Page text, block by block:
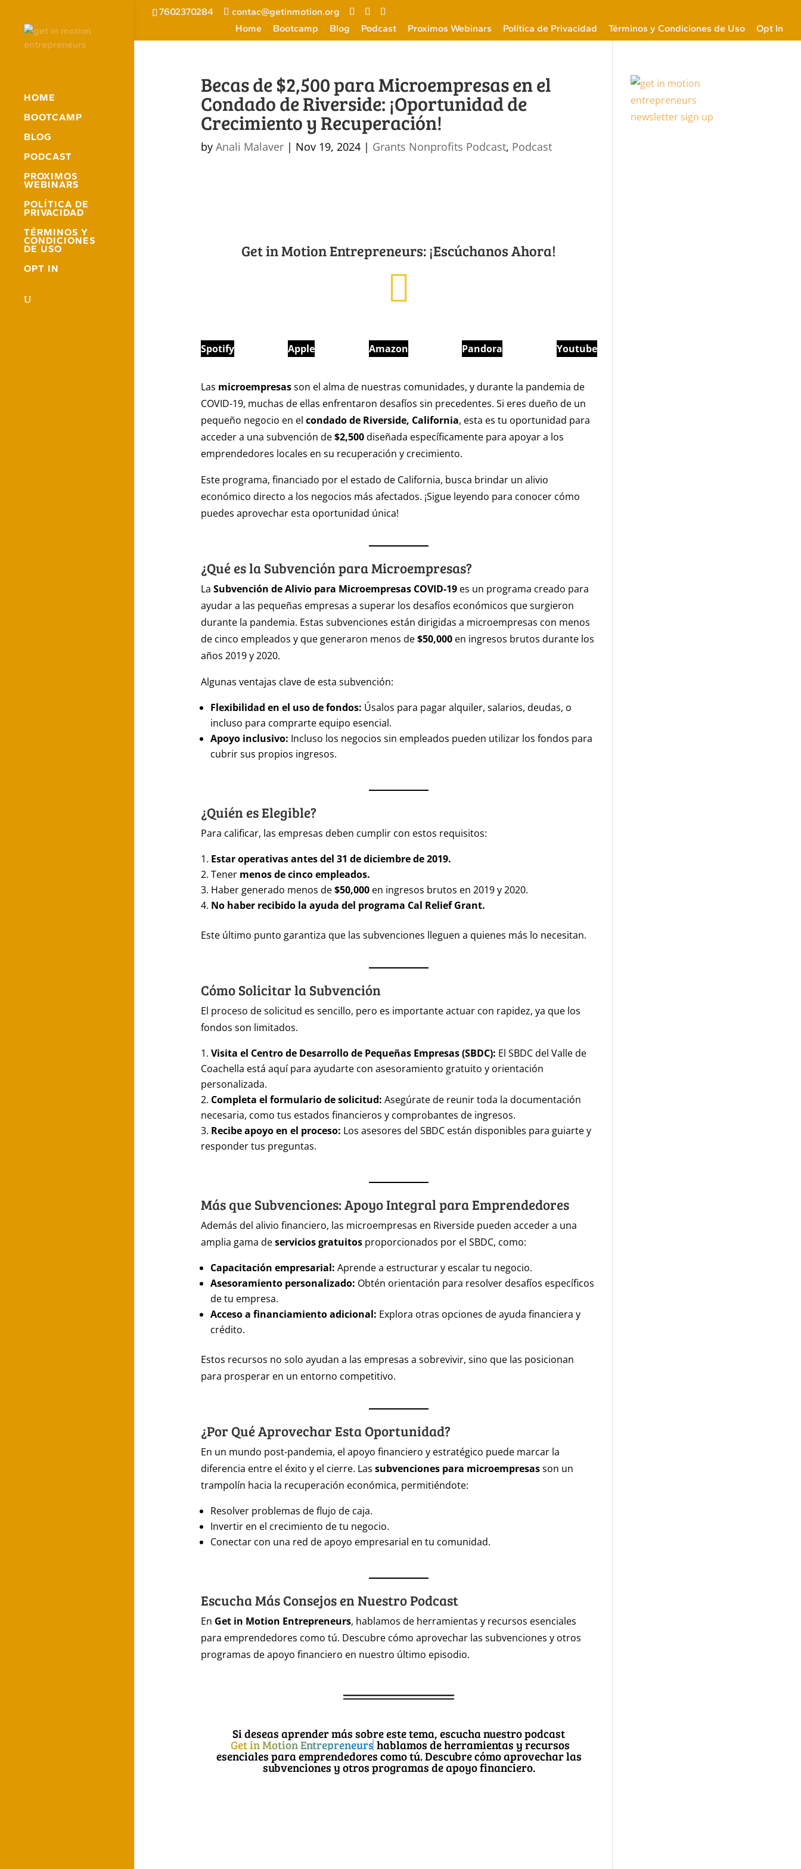
7602370284
contac@getinmotion.org
Home
Bootcamp Blog Podcast Proximos Webinars Política de Privacidad Términos y Condiciones de Uso Opt In
HOME
BOOTCAMP
BLOG
PODCAST
PROXIMOS
WEBINARS
POLÍTICA DE
PRIVACIDAD
TÉRMINOS Y
CONDICIONES
DE USO
OPT IN
Becas de $2,500 para Microempresas en el
Condado de Riverside: ¡Oportunidad de
Crecimiento y Recuperación!
by Anali Malaver| Nov 19, 2024| Grants Nonprofits Podcast, Podcast
Get in Motion Entrepreneurs: ¡Escúchanos Ahora!
Spotify Apple Amazon Pandora Youtube
Las microempresasson el alma de nuestras comunidades, y durante la pandemia de
COVID-19, muchas de ellas enfrentaron desafíos sin precedentes. Si eres dueño de un
pequeño negocio en el condado de Riverside, California, esta es tu oportunidad para
acceder a una subvención de$2,500diseñada específicamente para apoyar a los
emprendedores locales en su recuperación y crecimiento.
Este programa, financiado por el estado de California, busca brindar un alivio
económico directo a los negocios más afectados. ¡Sigue leyendo para conocer cómo
puedes aprovechar esta oportunidad única!
¿Qué es la Subvención para Microempresas?
La Subvención de Alivio para Microempresas COVID-19es un programa creado para
ayudar a las pequeñas empresas a superar los desafíos económicos que surgieron
durante la pandemia. Estas subvenciones están dirigidas a microempresas con menos
de cinco empleados y que generaron menos de$50,000en ingresos brutos durante los
años 2019 y 2020.
Algunas ventajas clave de esta subvención:
Flexibilidad en el uso de fondos: Úsalos para pagar alquiler, salarios, deudas, o
incluso para comprarte equipo esencial.
Apoyo inclusivo: Incluso los negocios sin empleados pueden utilizar los fondos para
cubrir sus propios ingresos.
¿Quién es Elegible?
Para calificar, las empresas deben cumplir con estos requisitos:
Estar operativas antes del 31 de diciembre de 2019.
Tener menos de cinco empleados.
Haber generado menos de$50,000en ingresos brutos en 2019 y 2020.
No haber recibido la ayuda del programa Cal Relief Grant.
Este último punto garantiza que las subvenciones lleguen a quienes más lo necesitan.
Cómo Solicitar la Subvención
El proceso de solicitud es sencillo, pero es importante actuar con rapidez, ya que los
fondos son limitados.
Visita el Centro de Desarrollo de Pequeñas Empresas (SBDC): El SBDC del Valle de
Coachella está aquí para ayudarte con asesoramiento gratuito y orientación
personalizada.
Completa el formulario de solicitud: Asegúrate de reunir toda la documentación
necesaria, como tus estados financieros y comprobantes de ingresos.
Recibe apoyo en el proceso: Los asesores del SBDC están disponibles para guiarte y
responder tus preguntas.
Más que Subvenciones: Apoyo Integral para Emprendedores
Además del alivio financiero, las microempresas en Riverside pueden acceder a una
amplia gama deservicios gratuitosproporcionados por el SBDC, como:
Capacitación empresarial: Aprende a estructurar y escalar tu negocio.
Asesoramiento personalizado: Obtén orientación para resolver desafíos específicos
de tu empresa.
Acceso a financiamiento adicional: Explora otras opciones de ayuda financiera y
crédito.
Estos recursos no solo ayudan a las empresas a sobrevivir, sino que las posicionan
para prosperar en un entorno competitivo.
¿Por Qué Aprovechar Esta Oportunidad?
En un mundo post-pandemia, el apoyo financiero y estratégico puede marcar la
diferencia entre el éxito y el cierre. Las subvenciones para microempresasson un
trampolín hacia la recuperación económica, permitiéndote:
Resolver problemas de flujo de caja.
Invertir en el crecimiento de tu negocio.
Conectar con una red de apoyo empresarial en tu comunidad.
Escucha Más Consejos en Nuestro Podcast
En Get in Motion Entrepreneurs, hablamos de herramientas y recursos esenciales
para emprendedores como tú. Descubre cómo aprovechar las subvenciones y otros
programas de apoyo financiero en nuestro último episodio.
Si deseas aprender más sobre este tema, escucha nuestro podcast
Get in Motion Entrepreneurs hablamos de herramientas y recursos
esenciales para emprendedores como tú. Descubre cómo aprovechar las
subvenciones y otros programas de apoyo financiero.